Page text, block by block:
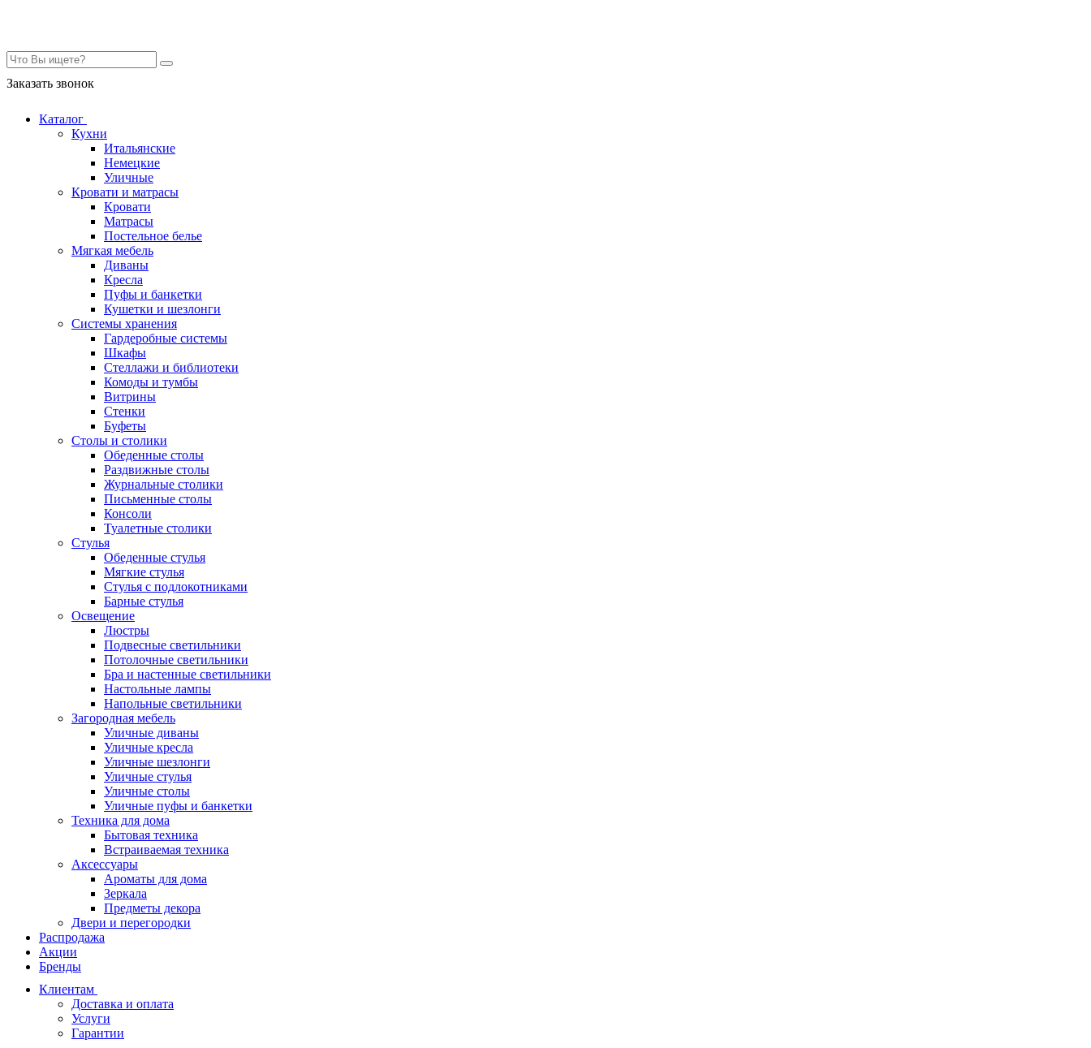
Заказать звонок
Каталог
Кухни
Итальянские
Немецкие
Уличные
Кровати и матрасы
Кровати
Матрасы
Постельное белье
Мягкая мебель
Диваны
Кресла
Пуфы и банкетки
Кушетки и шезлонги
Системы хранения
Гардеробные системы
Шкафы
Стеллажи и библиотеки
Комоды и тумбы
Витрины
Стенки
Буфеты
Столы и столики
Обеденные столы
Раздвижные столы
Журнальные столики
Письменные столы
Консоли
Туалетные столики
Стулья
Обеденные стулья
Мягкие стулья
Стулья с подлокотниками
Барные стулья
Освещение
Люстры
Подвесные светильники
Потолочные светильники
Бра и настенные светильники
Настольные лампы
Напольные светильники
Загородная мебель
Уличные диваны
Уличные кресла
Уличные шезлонги
Уличные стулья
Уличные столы
Уличные пуфы и банкетки
Техника для дома
Бытовая техника
Встраиваемая техника
Аксессуары
Ароматы для дома
Зеркала
Предметы декора
Двери и перегородки
Распродажа
Акции
Бренды
Клиентам
Доставка и оплата
Услуги
Гарантии